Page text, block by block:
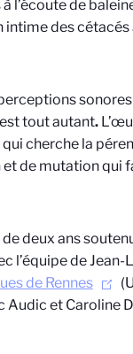
l’écoute de
intime des
tout autant.
cherche la
de mutation qui
deux ans
l’équipe de Jean-
de Rennes
Audic et Caroline